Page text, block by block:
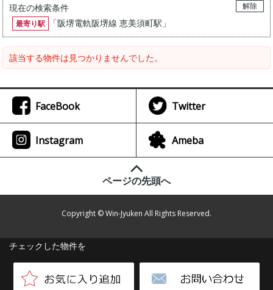
現在の検索条件
解除
最寄り駅
「阪堺電軌阪堺線 恵美須町駅 」
該当する物件は見つかりませんでした。
チェックした物件を
FaceBook Twitter
Instagram Ameba
ページの先頭へ
Copyright © Win-Jyuken All Rights Reserved.